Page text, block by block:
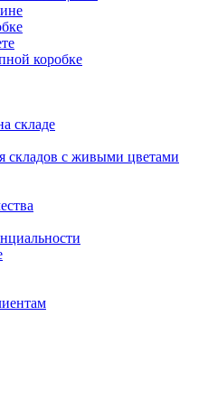
коробке
складе
складов с живыми цветами